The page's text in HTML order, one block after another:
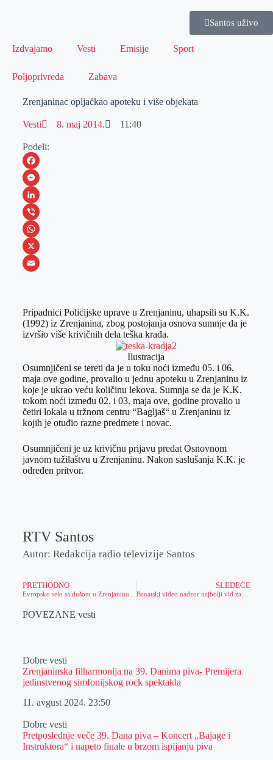
Santos uživo
Izdvajamo Vesti Emisije Sport
Poljoprivreda Zabava
Zrenjaninac opljačkao apoteku i više objekata
Vesti 8. maj 2014. 11:40
Podeli:
F
a
c
e
b
o
M
e
s
s
e
e
r
L
i
n
k
I
n
V
i
b
W
h
s
A
p
X
a
i
Pripadnici Policijske uprave u Zrenjaninu, uhapsili su K.K.
(1992) iz Zrenjanina, zbog postojanja osnova sumnje da je
izvršio više krivičnih dela teška krađa.
Ilustracija
Osumnjičeni se tereti da je u toku noći između 05. i 06.
maja ove godine, provalio u jednu apoteku u Zrenjaninu iz
koje je ukrao veću količinu lekova. Sumnja se da je K.K.
tokom noći između 02. i 03. maja ove, godine provalio u
četiri lokala u tržnom centru “Bagljaš“ u Zrenjaninu iz
kojih je otuđio razne predmete i novac.
Osumnjičeni je uz krivičnu prijavu predat Osnovnom
javnom tužilaštvu u Zrenjaninu. Nakon saslušanja K.K. je
određen pritvor.
RTV Santos
Autor: Redakcija radio televizije Santos
PRETHODNO SLEDEĆE
POVEZANE vesti
Dobre vesti
Zrenjaninska filharmonija na 39. Danima piva- Premijera
jedinstvenog simfonijskog rock spektakla
11. avgust 2024. 23:50
Dobre vesti
Pretposlednje veče 39. Dana piva – Koncert „Bajage i
Instruktora“ i napeto finale u brzom ispijanju piva